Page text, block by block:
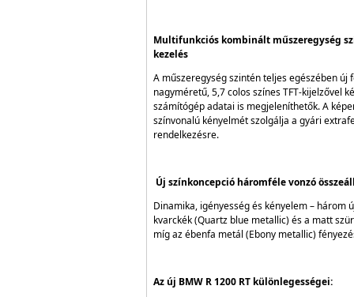
Multifunkciós kombinált műszeregység
kezelés
A műszeregység szintén teljes egészében új
nagyméretű, 5,7 colos színes TFT-kijelzővel
számítógép adatai is megjeleníthetők. A
színvonalú kényelmét szolgálja a gyári
rendelkezésre.
Új színkoncepció háromféle vonzó
Dinamika, igényesség és kényelem – három
kvarckék (Quartz blue metallic) és a matt
míg az ébenfa metál (Ebony metallic)
Az új BMW R 1200 RT különlegességei: